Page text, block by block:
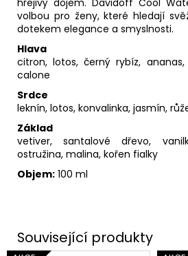
volbou pro ženy, které hledají
dotekem elegance a smyslnosti.
Hlava
citron, lotos, černý rybíz,
calone
Srdce
leknín, lotos, konvalinka, jasmín,
Základ
vetiver, santalové dřevo,
ostružina, malina, kořen fialky
Objem: 100 ml